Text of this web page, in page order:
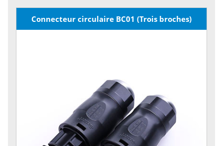
Connecteur circulaire BC01 (Trois broches)